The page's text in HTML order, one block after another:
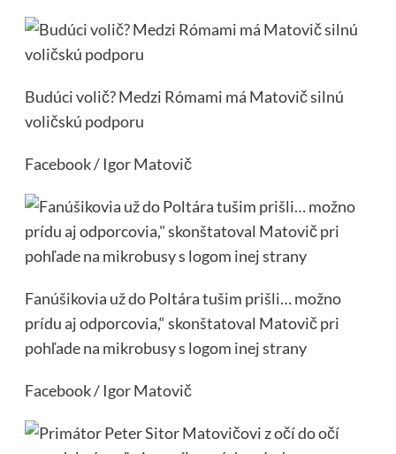
Budúci volič? Medzi Rómami má Matovič silnú
voličskú podporu
Facebook / Igor Matovič
Fanúšikovia už do Poltára tušim prišli… možno
prídu aj odporcovia,“ skonštatoval Matovič pri
pohľade na mikrobusy s logom inej strany
Facebook / Igor Matovič